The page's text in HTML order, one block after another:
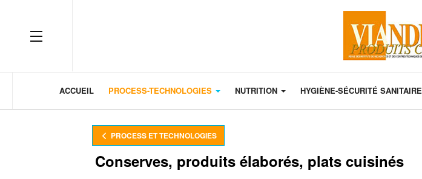
OFF CANVAS
ACCUEIL PROCESS-TECHNOLOGIES NUTRITION HYGIÈNE-SÉCURITÉ SANITAIRE
PROCESS ET TECHNOLOGIES
Conserves, produits élaborés, plats cuisinés